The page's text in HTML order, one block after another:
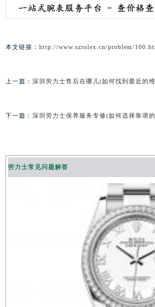
本文链接： http://www.szrolex.cn/problem/
上一篇： 深圳劳力士售后在哪儿(如何找到最近的
下一篇： 深圳劳力士保养服务专修(如何选择靠谱
劳力士常见问题解答